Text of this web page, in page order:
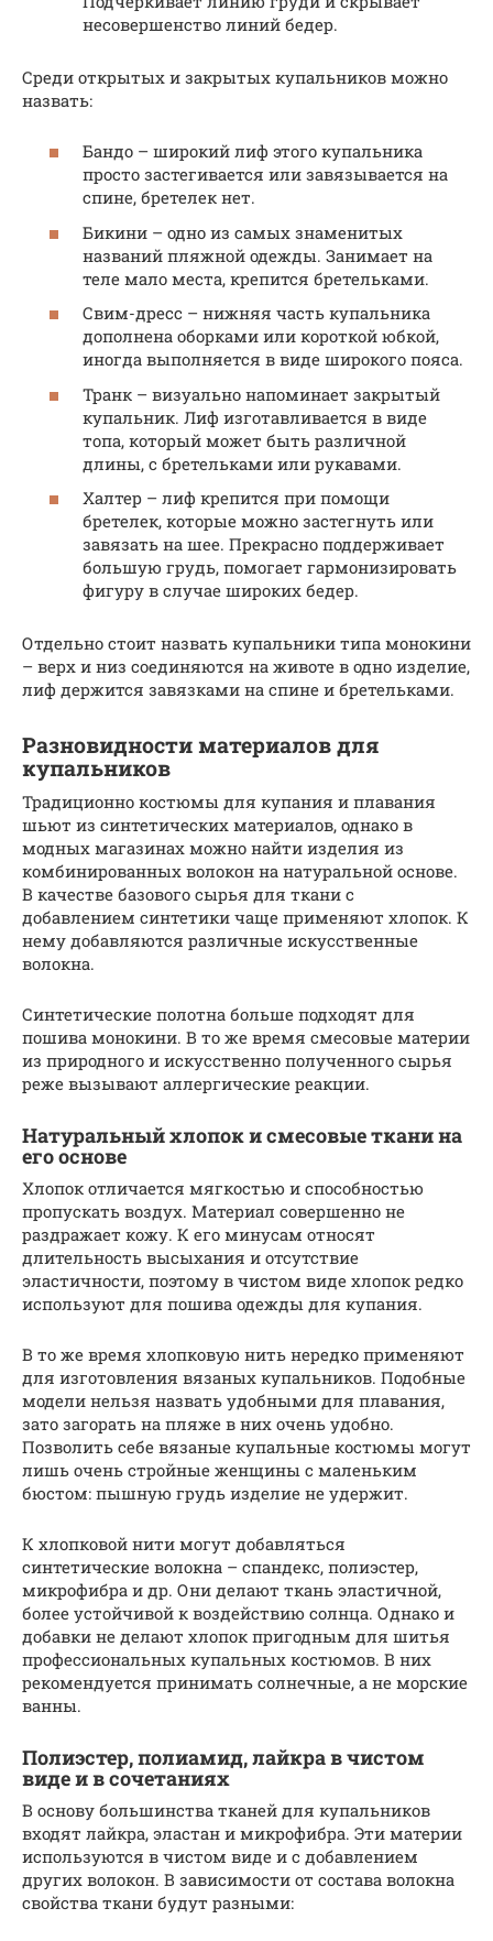
несовершенство линий бедер.
Среди открытых и закрытых купальников можно
назвать:
Бандо – широкий лиф этого купальника
просто застегивается или завязывается на
спине, бретелек нет.
Бикини – одно из самых знаменитых
названий пляжной одежды. Занимает на
теле мало места, крепится бретельками.
Свим-дресс – нижняя часть купальника
дополнена оборками или короткой юбкой,
иногда выполняется в виде широкого пояса.
Транк – визуально напоминает закрытый
купальник. Лиф изготавливается в виде
топа, который может быть различной
длины, с бретельками или рукавами.
Халтер – лиф крепится при помощи
бретелек, которые можно застегнуть или
завязать на шее. Прекрасно поддерживает
большую грудь, помогает гармонизировать
фигуру в случае широких бедер.
Отдельно стоит назвать купальники типа монокини
– верх и низ соединяются на животе в одно изделие,
лиф держится завязками на спине и бретельками.
Разновидности материалов для
купальников
Традиционно костюмы для купания и плавания
шьют из синтетических материалов, однако в
модных магазинах можно найти изделия из
комбинированных волокон на натуральной основе.
В качестве базового сырья для ткани с
добавлением синтетики чаще применяют хлопок. К
нему добавляются различные искусственные
волокна.
Синтетические полотна больше подходят для
пошива монокини. В то же время смесовые материи
из природного и искусственно полученного сырья
реже вызывают аллергические реакции.
Натуральный хлопок и смесовые ткани на
его основе
Хлопок отличается мягкостью и способностью
пропускать воздух. Материал совершенно не
раздражает кожу. К его минусам относят
длительность высыхания и отсутствие
эластичности, поэтому в чистом виде хлопок редко
используют для пошива одежды для купания.
В то же время хлопковую нить нередко применяют
для изготовления вязаных купальников. Подобные
модели нельзя назвать удобными для плавания,
зато загорать на пляже в них очень удобно.
Позволить себе вязаные купальные костюмы могут
лишь очень стройные женщины с маленьким
бюстом: пышную грудь изделие не удержит.
К хлопковой нити могут добавляться
синтетические волокна – спандекс, полиэстер,
микрофибра и др. Они делают ткань эластичной,
более устойчивой к воздействию солнца. Однако и
добавки не делают хлопок пригодным для шитья
профессиональных купальных костюмов. В них
рекомендуется принимать солнечные, а не морские
ванны.
Полиэстер, полиамид, лайкра в чистом
виде и в сочетаниях
В основу большинства тканей для купальников
входят лайкра, эластан и микрофибра. Эти материи
используются в чистом виде и с добавлением
других волокон. В зависимости от состава волокна
свойства ткани будут разными: